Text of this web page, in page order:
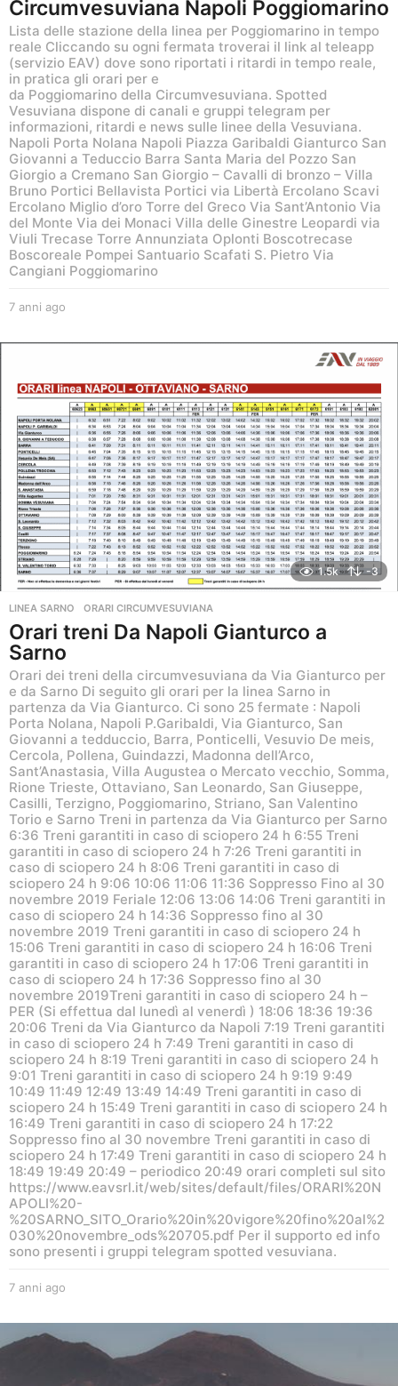
Circumvesuviana Napoli Poggiomarino
Lista delle stazione della linea per Poggiomarino in tempo
reale Cliccando su ogni fermata troverai il link al teleapp
(servizio EAV) dove sono riportati i ritardi in tempo reale,
in pratica gli orari per e
da Poggiomarino della Circumvesuviana. Spotted
Vesuviana dispone di canali e gruppi telegram per
informazioni, ritardi e news sulle linee della Vesuviana.
Napoli Porta Nolana Napoli Piazza Garibaldi Gianturco San
Giovanni a Teduccio Barra Santa Maria del Pozzo San
Giorgio a Cremano San Giorgio – Cavalli di bronzo – Villa
Bruno Portici Bellavista Portici via Libertà Ercolano Scavi
Ercolano Miglio d’oro Torre del Greco Via Sant’Antonio Via
del Monte Via dei Monaci Villa delle Ginestre Leopardi via
Viuli Trecase Torre Annunziata Oplonti Boscotrecase
Boscoreale Pompei Santuario Scafati S. Pietro Via
Cangiani Poggiomarino
7 anni ago
n
a
g
o
1.5k -3
LINEA SARNO ,ORARI CIRCUMVESUVIANA
Orari treni Da Napoli Gianturco a
Sarno
Orari dei treni della circumvesuviana da Via Gianturco per
e da Sarno Di seguito gli orari per la linea Sarno in
partenza da Via Gianturco. Ci sono 25 fermate : Napoli
Porta Nolana, Napoli P.Garibaldi, Via Gianturco, San
Giovanni a tedduccio, Barra, Ponticelli, Vesuvio De meis,
Cercola, Pollena, Guindazzi, Madonna dell’Arco,
Sant’Anastasia, Villa Augustea o Mercato vecchio, Somma,
Rione Trieste, Ottaviano, San Leonardo, San Giuseppe,
Casilli, Terzigno, Poggiomarino, Striano, San Valentino
Torio e Sarno Treni in partenza da Via Gianturco per Sarno
6:36 Treni garantiti in caso di sciopero 24 h 6:55 Treni
garantiti in caso di sciopero 24 h 7:26 Treni garantiti in
caso di sciopero 24 h 8:06 Treni garantiti in caso di
sciopero 24 h 9:06 10:06 11:06 11:36 Soppresso Fino al 30
novembre 2019 Feriale 12:06 13:06 14:06 Treni garantiti in
caso di sciopero 24 h 14:36 Soppresso fino al 30
novembre 2019 Treni garantiti in caso di sciopero 24 h
15:06 Treni garantiti in caso di sciopero 24 h 16:06 Treni
garantiti in caso di sciopero 24 h 17:06 Treni garantiti in
caso di sciopero 24 h 17:36 Soppresso fino al 30
novembre 2019Treni garantiti in caso di sciopero 24 h –
PER (Si effettua dal lunedì al venerdì ) 18:06 18:36 19:36
20:06 Treni da Via Gianturco da Napoli 7:19 Treni garantiti
in caso di sciopero 24 h 7:49 Treni garantiti in caso di
sciopero 24 h 8:19 Treni garantiti in caso di sciopero 24 h
9:01 Treni garantiti in caso di sciopero 24 h 9:19 9:49
10:49 11:49 12:49 13:49 14:49 Treni garantiti in caso di
sciopero 24 h 15:49 Treni garantiti in caso di sciopero 24 h
16:49 Treni garantiti in caso di sciopero 24 h 17:22
Soppresso fino al 30 novembre Treni garantiti in caso di
sciopero 24 h 17:49 Treni garantiti in caso di sciopero 24 h
18:49 19:49 20:49 – periodico 20:49 orari completi sul sito
https://www.eavsrl.it/web/sites/default/files/ORARI%20N
APOLI%20-
%20SARNO_SITO_Orario%20in%20vigore%20fino%20al%2
030%20novembre_ods%20705.pdf Per il supporto ed info
sono presenti i gruppi telegram spotted vesuviana.
7 anni ago
n
n